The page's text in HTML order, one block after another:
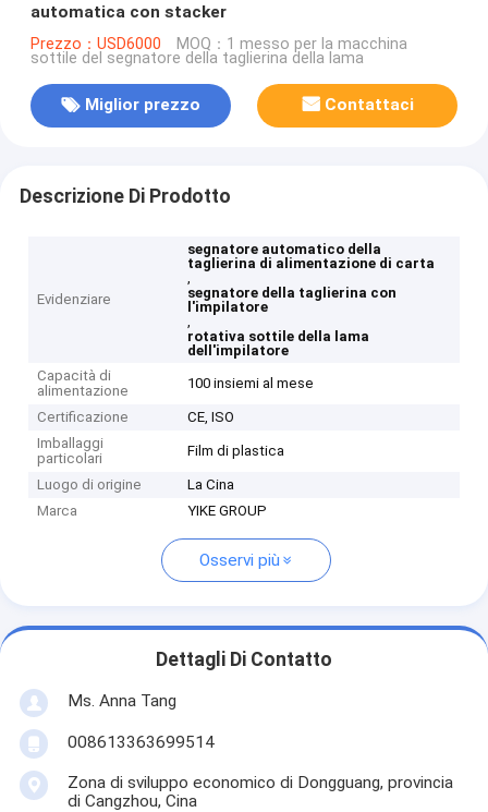
automatica con stacker
Prezzo：USD6000 MOQ：1 messo per la macchina
sottile del segnatore della taglierina della lama
Miglior prezzo Contattaci
Descrizione Di Prodotto
Evidenziare
segnatore automatico della
taglierina di alimentazione di carta
,
segnatore della taglierina con
l'impilatore
,
rotativa sottile della lama
dell'impilatore
Capacità di
alimentazione
100 insiemi al mese
Certificazione
CE, ISO
Imballaggi
particolari
Film di plastica
Luogo di origine
La Cina
Marca
YIKE GROUP
Osservi più
Dettagli Di Contatto
Ms. Anna Tang
008613363699514
Zona di sviluppo economico di Dongguang, provincia
di Cangzhou, Cina